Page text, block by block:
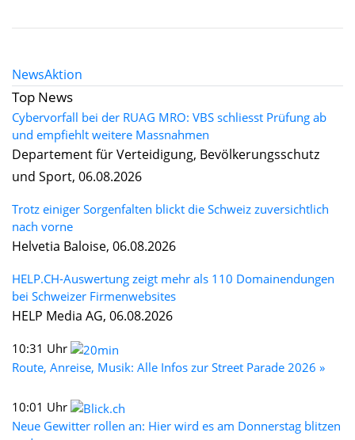
NewsAktion
Top News
Cybervorfall bei der RUAG MRO: VBS schliesst Prüfung ab
und empfiehlt weitere Massnahmen
Departement für Verteidigung, Bevölkerungsschutz
und Sport, 06.08.2026
Trotz einiger Sorgenfalten blickt die Schweiz zuversichtlich
nach vorne
Helvetia Baloise, 06.08.2026
HELP.CH-Auswertung zeigt mehr als 110 Domainendungen
bei Schweizer Firmenwebsites
HELP Media AG, 06.08.2026
10:31 Uhr
Route, Anreise, Musik: Alle Infos zur Street Parade 2026 »
10:01 Uhr
Neue Gewitter rollen an: Hier wird es am Donnerstag blitzen